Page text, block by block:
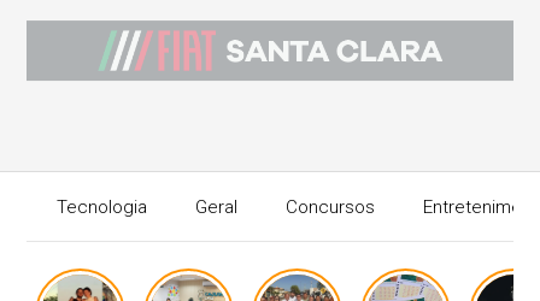
Tecnologia Geral Concursos